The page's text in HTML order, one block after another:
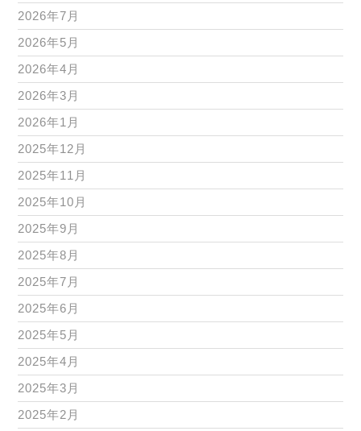
2026年7月
2026年5月
2026年4月
2026年3月
2026年1月
2025年12月
2025年11月
2025年10月
2025年9月
2025年8月
2025年7月
2025年6月
2025年5月
2025年4月
2025年3月
2025年2月